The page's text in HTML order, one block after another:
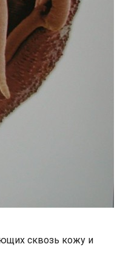
сквозь кожу и